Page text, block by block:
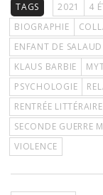
TAGS 2021 4
BIOGRAPHIE
ENFANT DE SALAUD
KLAUS BARBIE
PSYCHOLOGIE
RENTRÉE
SECONDE GUERRE
VIOLENCE